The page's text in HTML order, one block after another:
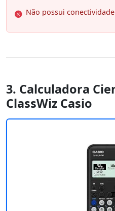
Não possui
3. Calculadora
ClassWiz Casio